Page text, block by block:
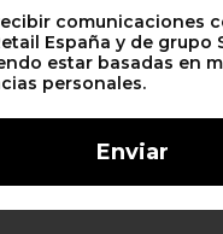
comunicaciones
España y de grupo
estar basadas en
personales.